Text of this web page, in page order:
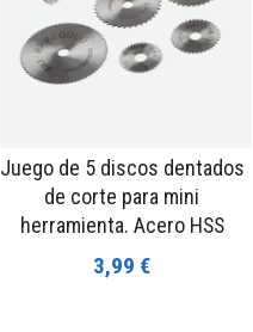
Juego de 5 discos dentados
de corte para mini
herramienta. Acero HSS
3,99 €